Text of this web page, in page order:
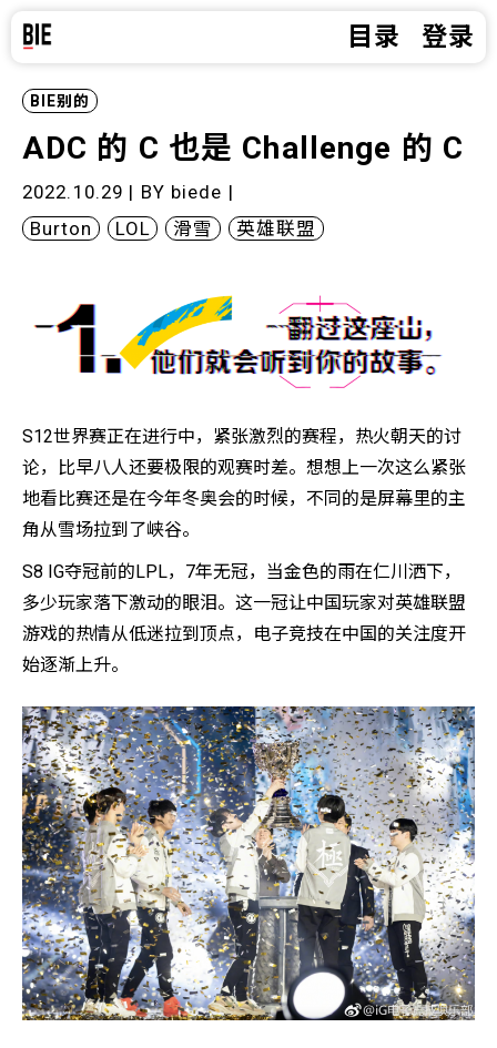
目录 登录
BIE别的
ADC 的 C 也是 Challenge 的 C
2022.10.29 | BY biede |
Burton
LOL 滑雪 英雄联盟
S12世界赛正在进行中，紧张激烈的赛程，热火朝天的讨
论，比早八人还要极限的观赛时差。想想上一次这么紧张
地看比赛还是在今年冬奥会的时候，不同的是屏幕里的主
角从雪场拉到了峡谷。
S8 IG夺冠前的LPL，7年无冠，当金色的雨在仁川洒下，
多少玩家落下激动的眼泪。这一冠让中国玩家对英雄联盟
游戏的热情从低迷拉到顶点，电子竞技在中国的关注度开
始逐渐上升。